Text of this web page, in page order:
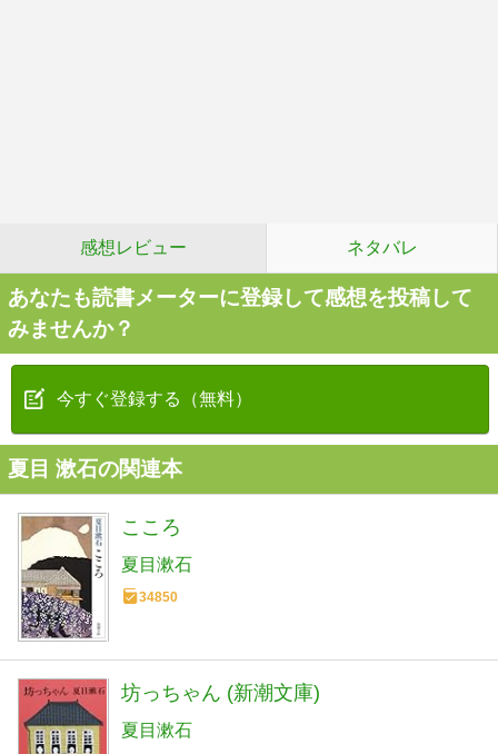
感想レビュー ネタバレ
あなたも読書メーターに登録して感想を投稿して
みませんか？
今すぐ登録する（無料）
夏目 漱石の関連本
こころ
夏目漱石
34850
坊っちゃん (新潮文庫)
夏目漱石